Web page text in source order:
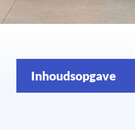
Inhoudsopgave